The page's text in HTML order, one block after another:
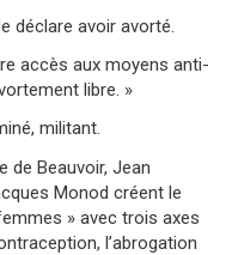
déclare avoir avorté.
accès aux moyens anti-
libre. »
militant.
de Beauvoir, Jean
Monod créent le
» avec trois axes
l’abrogation